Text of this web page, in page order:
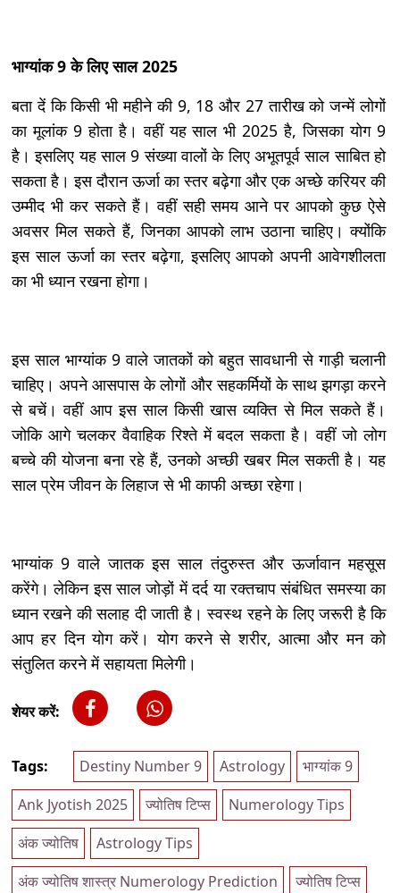
भाग्यांक 9 के लिए साल 2025
बता दें कि किसी भी महीने की 9, 18 और 27 तारीख को जन्में लोगों
का मूलांक 9 होता है। वहीं यह साल भी 2025 है, जिसका योग 9
है। इसलिए यह साल 9 संख्या वालों के लिए अभूतपूर्व साल साबित हो
सकता है। इस दौरान ऊर्जा का स्तर बढ़ेगा और एक अच्छे करियर की
उम्मीद भी कर सकते हैं। वहीं सही समय आने पर आपको कुछ ऐसे
अवसर मिल सकते हैं, जिनका आपको लाभ उठाना चाहिए। क्योंकि
इस साल ऊर्जा का स्तर बढ़ेगा, इसलिए आपको अपनी आवेगशीलता
का भी ध्यान रखना होगा।
इस साल भाग्यांक 9 वाले जातकों को बहुत सावधानी से गाड़ी चलानी
चाहिए। अपने आसपास के लोगों और सहकर्मियों के साथ झगड़ा करने
से बचें। वहीं आप इस साल किसी खास व्यक्ति से मिल सकते हैं।
जोकि आगे चलकर वैवाहिक रिश्ते में बदल सकता है। वहीं जो लोग
बच्चे की योजना बना रहे हैं, उनको अच्छी खबर मिल सकती है। यह
साल प्रेम जीवन के लिहाज से भी काफी अच्छा रहेगा।
भाग्यांक 9 वाले जातक इस साल तंदुरुस्त और ऊर्जावान महसूस
करेंगे। लेकिन इस साल जोड़ों में दर्द या रक्तचाप संबंधित समस्या का
ध्यान रखने की सलाह दी जाती है। स्वस्थ रहने के लिए जरूरी है कि
आप हर दिन योग करें। योग करने से शरीर, आत्मा और मन को
संतुलित करने में सहायता मिलेगी।
शेयर करें:
Tags: Destiny Number 9 Astrology
भाग्यांक 9
Ank Jyotish 2025
ज्योतिष टिप्स
Numerology Tips
अंक ज्योतिष
Astrology Tips
अंक ज्योतिष शास्त्र Numerology Prediction
ज्योतिष टिप्स